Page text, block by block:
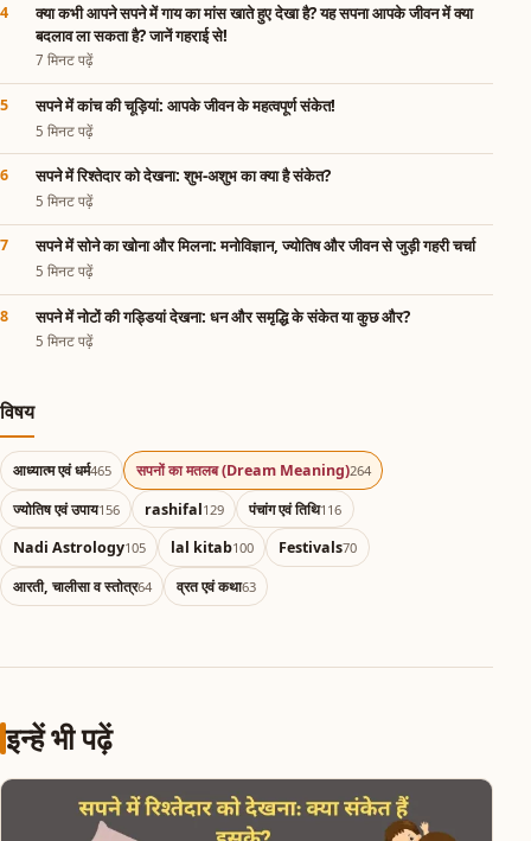
क्या कभी आपने सपने में गाय का मांस खाते हुए देखा है? यह सपना आपके जीवन में क्या
बदलाव ला सकता है? जानें गहराई से!
7 मिनट पढ़ें
सपने में कांच की चूड़ियां: आपके जीवन के महत्वपूर्ण संकेत!
5 मिनट पढ़ें
सपने में रिश्तेदार को देखना: शुभ-अशुभ का क्या है संकेत?
5 मिनट पढ़ें
सपने में सोने का खोना और मिलना: मनोविज्ञान, ज्योतिष और जीवन से जुड़ी गहरी चर्चा
5 मिनट पढ़ें
सपने में नोटों की गड्डियां देखना: धन और समृद्धि के संकेत या कुछ और?
5 मिनट पढ़ें
विषय
आध्यात्म एवं धर्म465 सपनों का मतलब (Dream Meaning)264
ज्योतिष एवं उपाय156 rashifal129 पंचांग एवं तिथि116
Nadi Astrology105 lal kitab100 Festivals70
आरती, चालीसा व स्तोत्र64 व्रत एवं कथा63
इन्हें भी पढ़ें